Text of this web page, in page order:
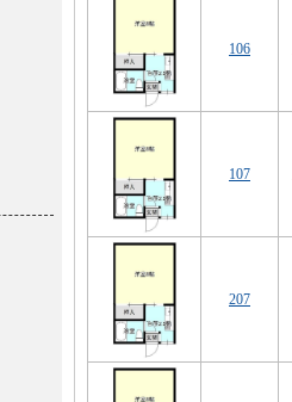
106
107
207